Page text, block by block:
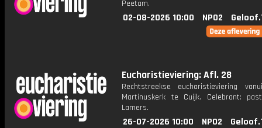
Peetam.
02-08-2026 10:00 NPO2
Eucharistieviering: Afl. 28
Rechtstreekse eucharistieviering
Martinuskerk te Cuijk. Celebrant:
Lamers.
26-07-2026 10:00 NPO2